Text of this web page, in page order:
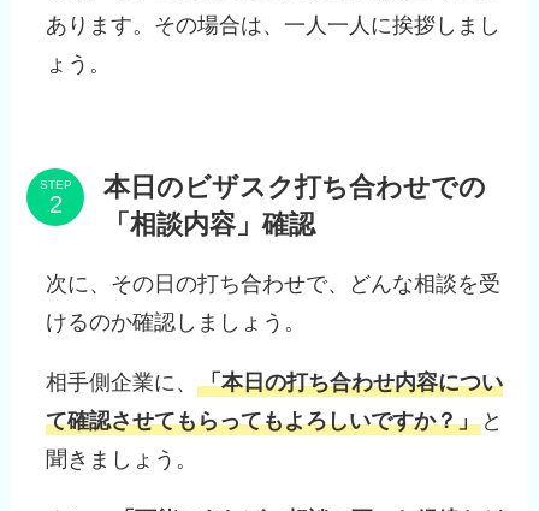
あります。その場合は、一人一人に挨拶しまし
ょう。
STEP
本日のビザスク打ち合わせでの
「相談内容」確認
次に、その日の打ち合わせで、どんな相談を受
けるのか確認しましょう。
相手側企業に、「本日の打ち合わせ内容につい
て確認させてもらってもよろしいですか？」 と
聞きましょう。